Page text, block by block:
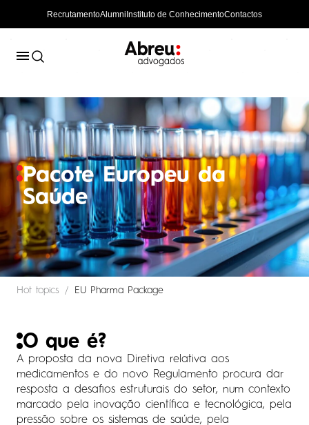
RecrutamentoAlumni Instituto de ConhecimentoContactos
Pacote Europeu da
Saúde
Hot topics EU Pharma Package
O que é?
A proposta da nova Diretiva relativa aos
medicamentos e do novo Regulamento procura dar
resposta a desafios estruturais do setor, num contexto
marcado pela inovação científica e tecnológica, pela
pressão sobre os sistemas de saúde, pela